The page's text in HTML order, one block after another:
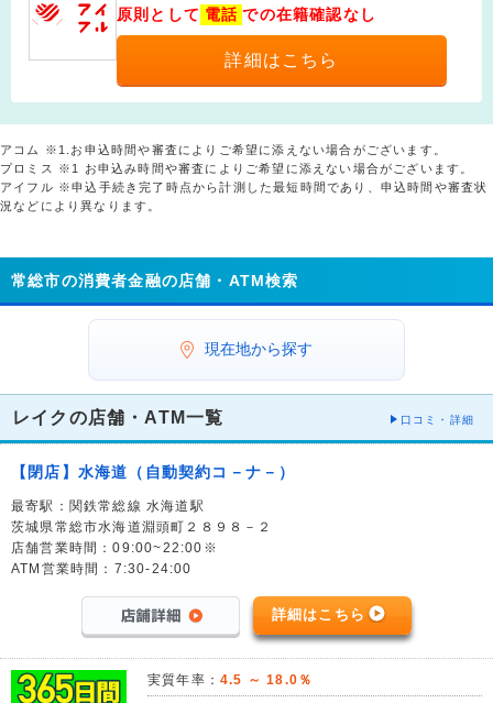
原則として 電話 での在籍確認なし
詳細はこちら
アコム ※1.お申込時間や審査によりご希望に添えない場合がございます。
プロミス ※1 お申込み時間や審査によりご希望に添えない場合がございます。
アイフル ※申込手続き完了時点から計測した最短時間であり、申込時間や審査状
況などにより異なります。
常総市の消費者金融の店舗・ATM検索
現在地から探す
レイクの店舗・ATM一覧 口コミ・詳細
【閉店】水海道（自動契約コ－ナ－）
最寄駅：関鉄常総線 水海道駅
茨城県常総市水海道淵頭町２８９８－２
店舗営業時間：09:00~22:00※
ATM営業時間：7:30-24:00
詳細はこちら
実質年率： 4.5 ～ 18.0％